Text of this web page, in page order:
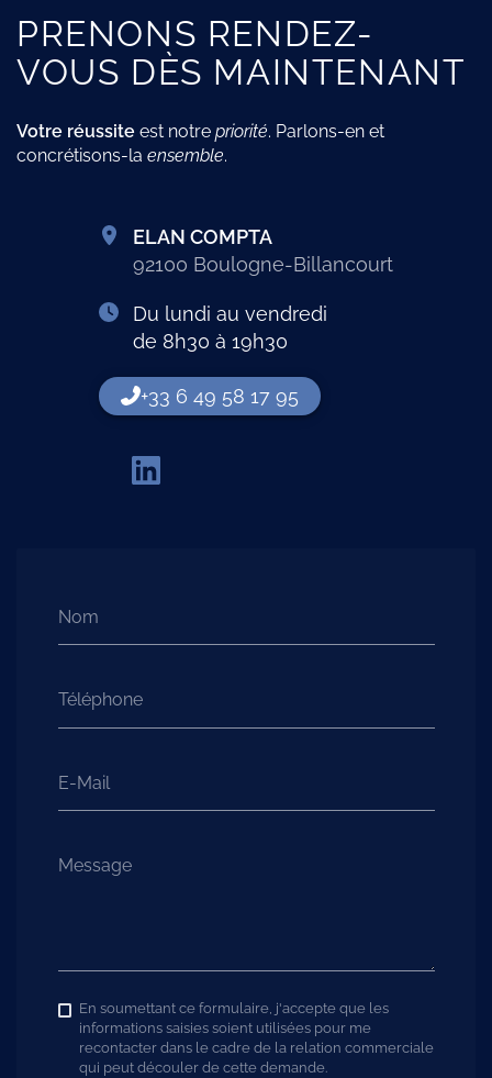
PRENONS RENDEZ-
VOUS DÈS MAINTENANT
Votre réussite est notre priorité. Parlons-en et
concrétisons-la ensemble.
Nom
Téléphone
E-Mail
Message
En soumettant ce formulaire, j'accepte que les
informations saisies soient utilisées pour me
recontacter dans le cadre de la relation commerciale
qui peut découler de cette demande.
ELAN COMPTA
92100 Boulogne-Billancourt
Du lundi au vendredi
de 8h30 à 19h30
+33 6 49 58 17 95